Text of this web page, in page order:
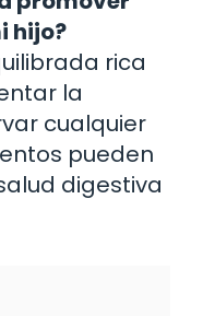
hijo?
rica
la
cualquier
pueden
digestiva